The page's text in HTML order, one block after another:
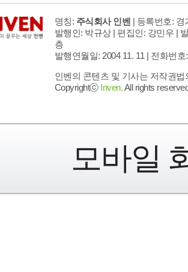
명칭: 주식회사 인벤 | 등록번호: 경
발행인: 박규상 | 편집인: 강민우 |
층
발행연월일: 2004 11. 11 | 전화번호
인벤의 콘텐츠 및 기사는 저작권
Copyrightⓒ Inven.All rights
모바일